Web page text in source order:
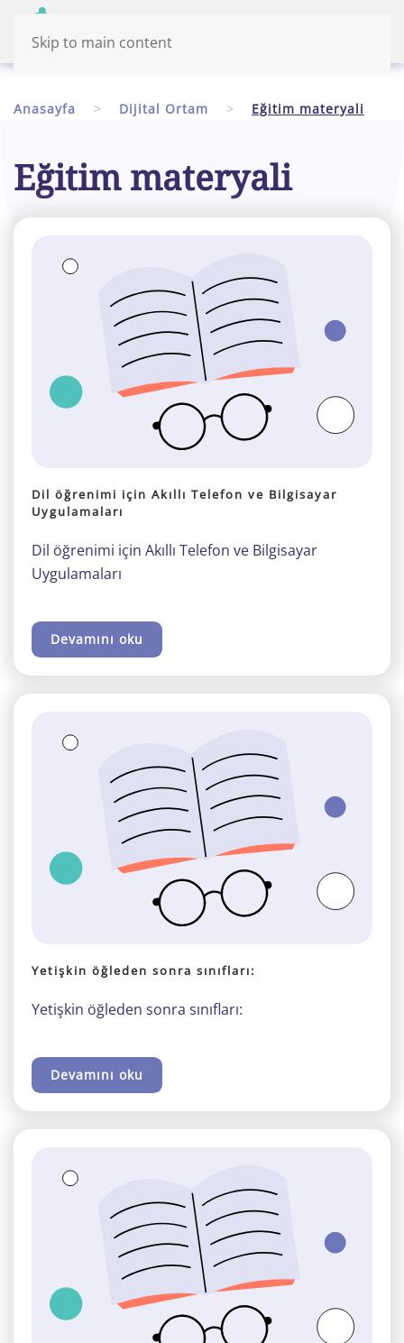
Skip to main content
Anasayfa Dijital Ortam Eğitim materyali
Eğitim materyali
Dil öğrenimi için Akıllı Telefon ve Bilgisayar
Uygulamaları
Dil öğrenimi için Akıllı Telefon ve Bilgisayar
Uygulamaları
Devamını oku
Yetişkin öğleden sonra sınıfları:
Yetişkin öğleden sonra sınıfları:
Devamını oku